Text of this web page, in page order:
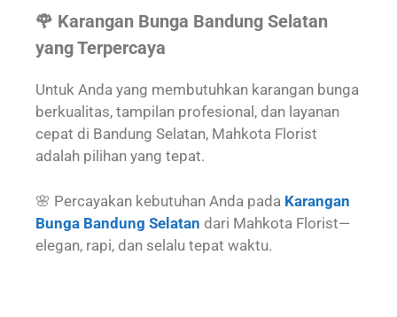
🌹 Karangan Bunga Bandung Selatan
yang Terpercaya
Untuk Anda yang membutuhkan karangan bunga
berkualitas, tampilan profesional, dan layanan
cepat di Bandung Selatan, Mahkota Florist
adalah pilihan yang tepat.
🌸 Percayakan kebutuhan Anda pada Karangan
Bunga Bandung Selatan dari Mahkota Florist—
elegan, rapi, dan selalu tepat waktu.